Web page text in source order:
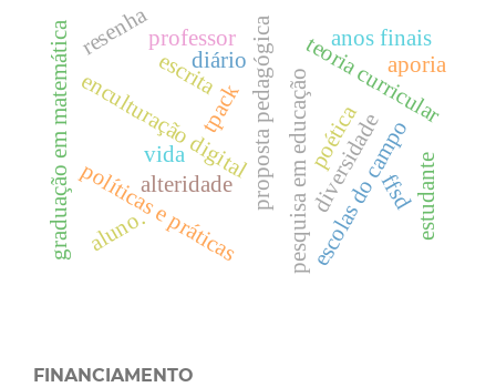
proposta pedagógica
enculturação digital pesquisa em educação
escrita
diversidade
graduação em matemática tpack
alteridade
poética
teoria curricular
políticas e práticas escolas do campo
ffsd
vida
professor
aluno.
resenha
estudante
diário aporia
anos finais
FINANCIAMENTO